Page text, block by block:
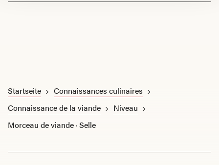
Startseite
Connaissances culinaires
Connaissance de la viande
Niveau
Morceau de viande · Selle